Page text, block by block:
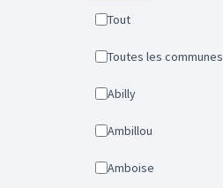
Tout
Toutes les communes
Abilly
Ambillou
Amboise